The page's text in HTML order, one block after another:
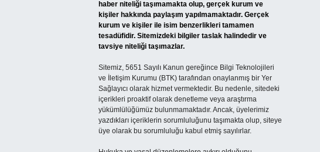
haber niteliği taşımamakta olup, gerçek kurum ve
kişiler hakkında paylaşım yapılmamaktadır. Gerçek
kurum ve kişiler ile isim benzerlikleri tamamen
tesadüfidir. Sitemizdeki bilgiler taslak halindedir ve
tavsiye niteliği taşımazlar.
Sitemiz, 5651 Sayılı Kanun gereğince Bilgi Teknolojileri
ve İletişim Kurumu (BTK) tarafından onaylanmış bir Yer
Sağlayıcı olarak hizmet vermektedir. Bu nedenle, sitedeki
içerikleri proaktif olarak denetleme veya araştırma
yükümlülüğümüz bulunmamaktadır. Ancak, üyelerimiz
yazdıkları içeriklerin sorumluluğunu taşımakta olup, siteye
üye olarak bu sorumluluğu kabul etmiş sayılırlar.